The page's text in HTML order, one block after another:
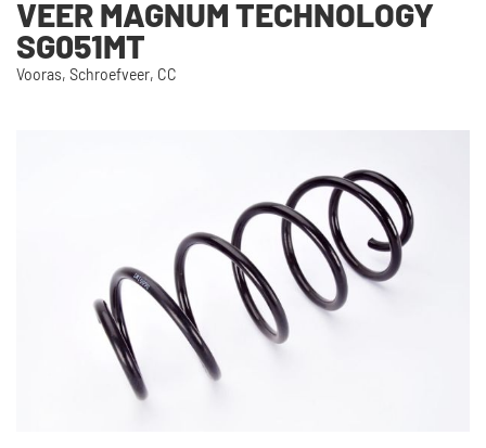
VEER MAGNUM TECHNOLOGY
SG051MT
Vooras, Schroefveer, CC